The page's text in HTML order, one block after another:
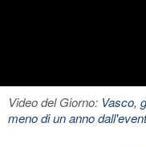
Video del Giorno: Vasco,
meno di un anno